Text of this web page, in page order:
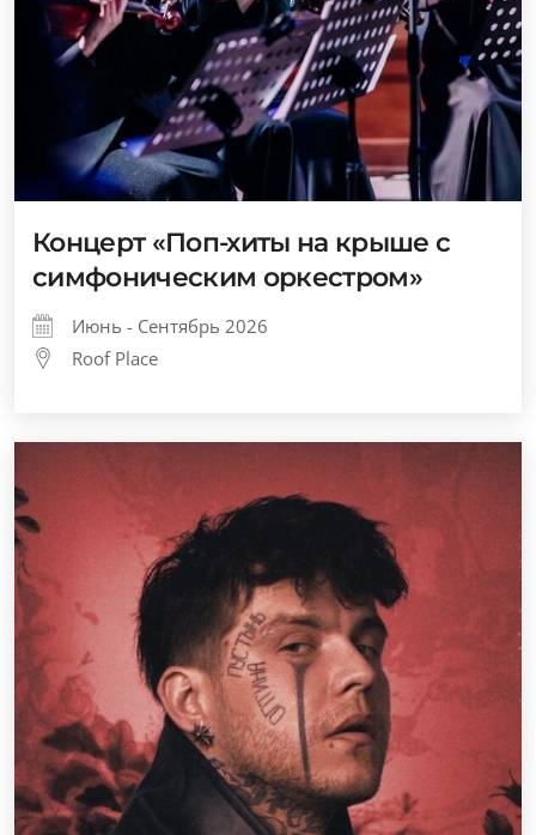
Концерт «Поп-хиты на крыше с
симфоническим оркестром»
Июнь - Сентябрь 2026
Roof Place